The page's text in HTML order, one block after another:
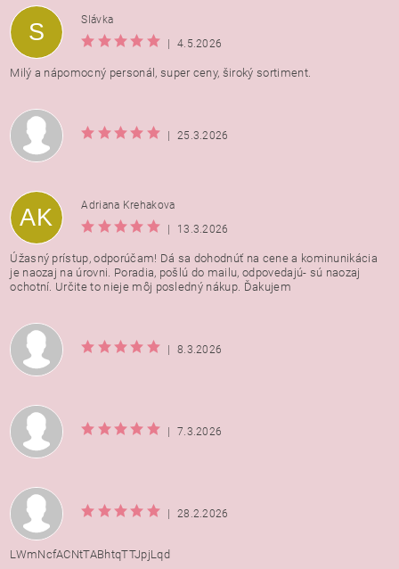
Vložením hodnotenie súhlasíte s
osobných údajov
S
Slávka
|
4.5.2026
Milý a nápomocný personál, super ceny, široký sortiment.
| 25.3.2026
AK
Adriana Krehakova
|
13.3.2026
Úžasný prístup, odporúčam! Dá sa dohodnúť na cene a kominunikácia
je naozaj na úrovni. Poradia, pošlú do mailu, odpovedajú- sú naozaj
ochotní. Určite to nieje môj posledný nákup. Ďakujem
| 8.3.2026
| 7.3.2026
| 28.2.2026
LWmNcfACNtTABhtqTTJpjLqd